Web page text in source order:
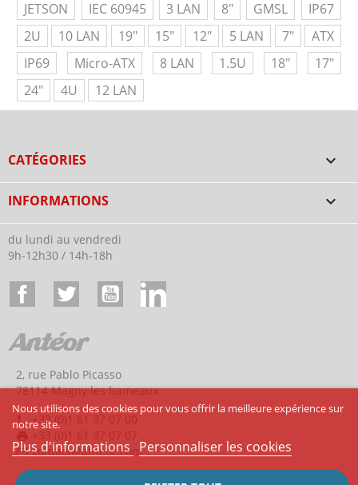
JETSON
IEC 60945 3 LAN 8" GMSL
IP67
2U
10 LAN 19" 15" 12" 5 LAN 7"
ATX
IP69
Micro-ATX 8 LAN 1.5U 18"
17"
24"
4U 12 LAN
CATÉGORIES 
INFORMATIONS 
du lundi au vendredi
9h-12h30 / 14h-18h
Facebook Twitter YouTube
2, rue Pablo Picasso
78114 Magny les hameaux
phone +33 (0)1 61 37 07 00
print +33 (0)1 61 37 07 07
mail_outline contact@anteor.com
Nous utilisons des cookies pour vous offrir la meilleure expérience sur
notre site.
Plus d'informations Personnaliser les cookies